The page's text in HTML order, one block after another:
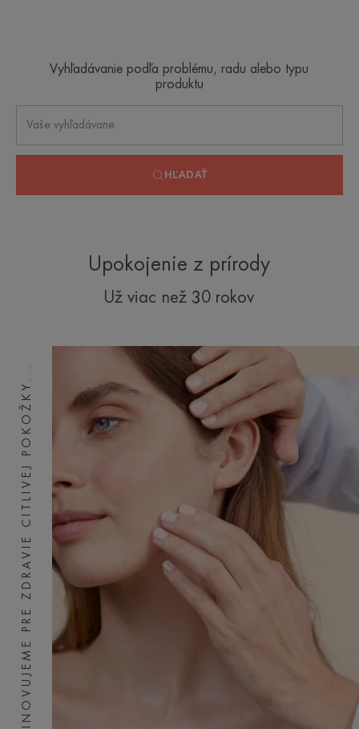
Vyhľadávanie podľa problému, radu alebo typu
produktu
HĽADAŤ
Upokojenie z prírody
Už viac než 30 rokov
INOVUJEME PRE ZDRAVIE CITLIVEJ POKOŽKY...